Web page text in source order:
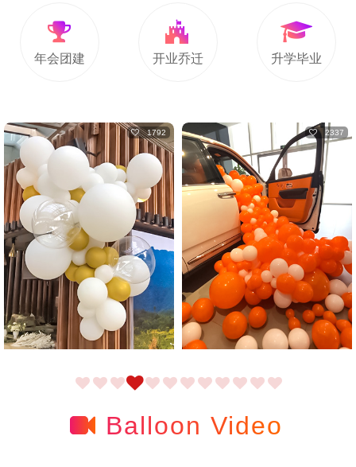
年会团建 开业乔迁 升学毕业
2337 3381
Balloon Video